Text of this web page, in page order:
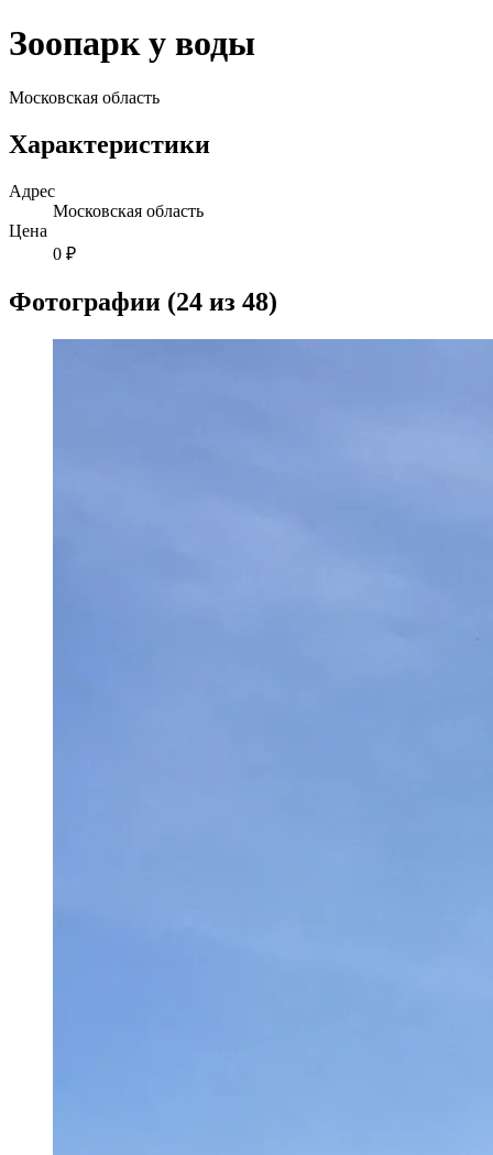
Зоопарк у воды
Московская область
Характеристики
Адрес
Московская область
Цена
0 ₽
Фотографии (24 из 48)